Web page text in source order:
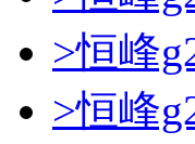
>恒峰
>恒峰